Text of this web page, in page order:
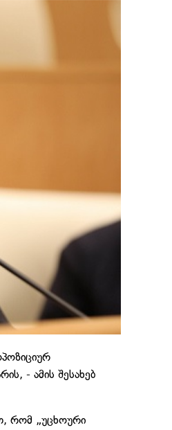
- ამის შესახებ
რომ „უცხოური